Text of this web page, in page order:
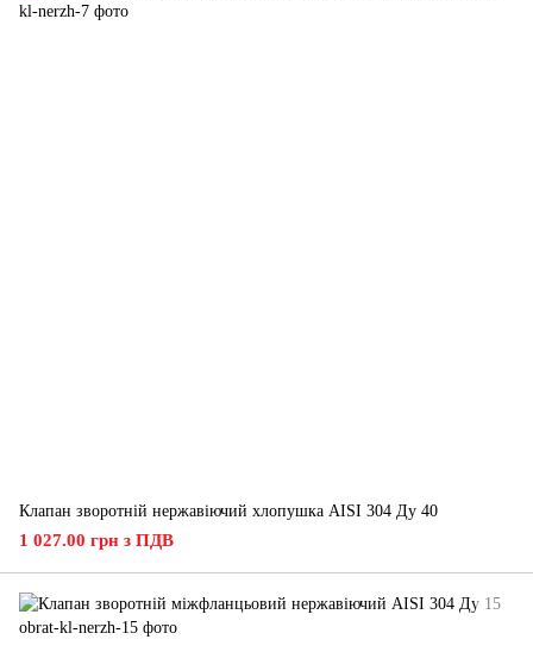
Клапан зворотній нержавіючий хлопушка AISI 304 Ду 40
1 027.00 грн з ПДВ